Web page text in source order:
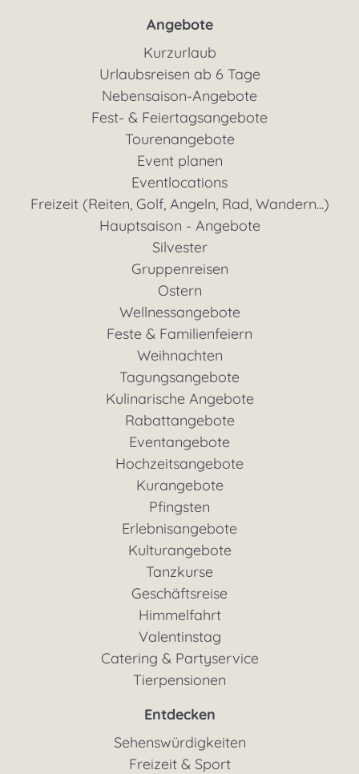
Angebote
Kurzurlaub
Urlaubsreisen ab 6 Tage
Nebensaison-Angebote
Fest- & Feiertagsangebote
Tourenangebote
Event planen
Eventlocations
Freizeit (Reiten, Golf, Angeln, Rad, Wandern...)
Hauptsaison - Angebote
Silvester
Gruppenreisen
Ostern
Wellnessangebote
Feste & Familienfeiern
Weihnachten
Tagungsangebote
Kulinarische Angebote
Rabattangebote
Eventangebote
Hochzeitsangebote
Kurangebote
Pfingsten
Erlebnisangebote
Kulturangebote
Tanzkurse
Geschäftsreise
Himmelfahrt
Valentinstag
Catering & Partyservice
Tierpensionen
Entdecken
Sehenswürdigkeiten
Freizeit & Sport